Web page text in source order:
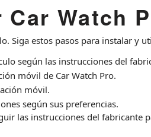
Watch
Siga estos pasos para instalar y
según las instrucciones del
móvil de Car Watch Pro.
móvil.
según sus preferencias.
las instrucciones del fabricante